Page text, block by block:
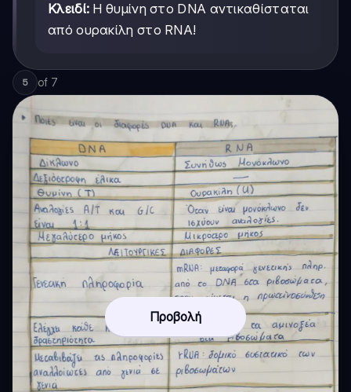
Κλειδί: Η θυμίνη στο DNA αντικαθίσταται
από ουρακίλη στο RNA!
5 of 7
Προβολή